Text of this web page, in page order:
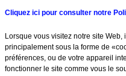
Cliquez ici pour consulter notre
Lorsque vous visitez notre site
principalement sous la forme de
préférences, ou de votre appareil
fonctionner le site comme vous le